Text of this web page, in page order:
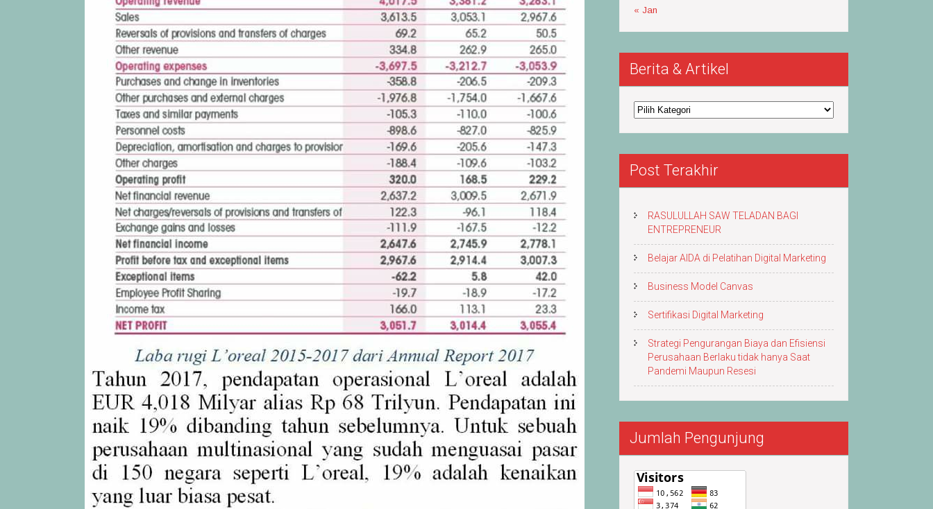
« Jan
Berita & Artikel
Berita
&
Artikel
Post Terakhir
RASULULLAH SAW TELADAN BAGI
ENTREPRENEUR
Belajar AIDA di Pelatihan Digital Marketing
Business Model Canvas
Sertifikasi Digital Marketing
Strategi Pengurangan Biaya dan Efisiensi
Perusahaan Berlaku tidak hanya Saat
Pandemi Maupun Resesi
Jumlah Pengunjung